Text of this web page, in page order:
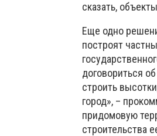
сказать,
Еще одно
построят
договориться
строить
город», –
придомовую
строительства